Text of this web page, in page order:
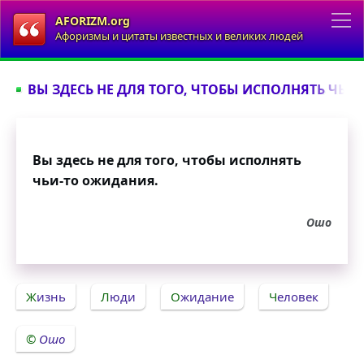
AFORIZM.org
Афоризмы и цитаты известных и великих людей
ВЫ ЗДЕСЬ НЕ ДЛЯ ТОГО, ЧТОБЫ ИСПОЛНЯТЬ
Вы здесь не для того, чтобы исполнять
чьи-то ожидания.
Ошо
Жизнь Люди Ожидание Человек
Ошо